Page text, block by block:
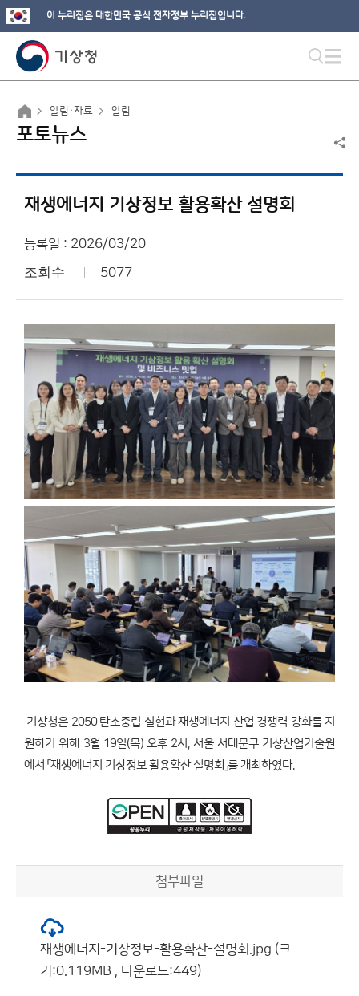
이 누리집은 대한민국 공식 전자정부 누리집입니다.
알림·자료 알림
포토뉴스
재생에너지 기상정보 활용확산 설명회
등록일 : 2026/03/20
조회수 5077
기상청은 2050 탄소중립 실현과 재생에너지 산업 경쟁력 강화를 지
원하기 위해 3월 19일(목) 오후 2시, 서울 서대문구 기상산업기술원
에서 「재생에너지 기상정보 활용확산 설명회」를 개최하였다.
첨부파일
재생에너지-기상정보-활용확산-설명회.jpg (크
기:0.119MB , 다운로드:449)